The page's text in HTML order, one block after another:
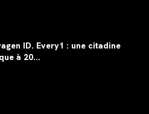
ID. Every1 : une citadine
à 20...